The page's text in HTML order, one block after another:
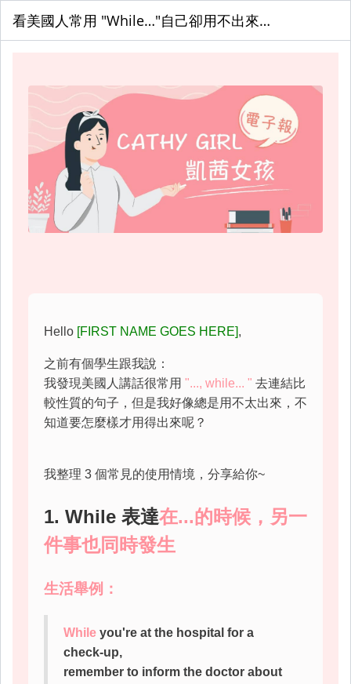
看美國人常用 "While…"自己卻用不出來…